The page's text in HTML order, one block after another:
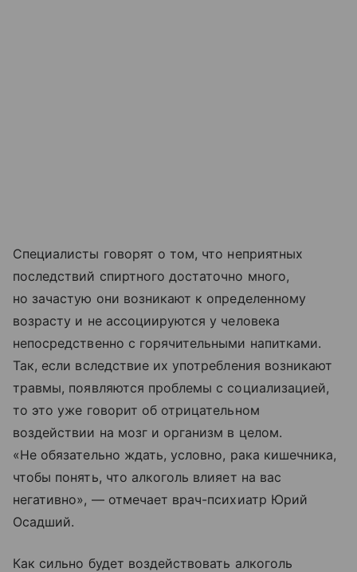
Специалисты говорят о том, что неприятных
последствий спиртного достаточно много,
но зачастую они возникают к определенному
возрасту и не ассоциируются у человека
непосредственно с горячительными напитками.
Так, если вследствие их употребления возникают
травмы, появляются проблемы с социализацией,
то это уже говорит об отрицательном
воздействии на мозг и организм в целом.
«Не обязательно ждать, условно, рака кишечника,
чтобы понять, что алкоголь влияет на вас
негативно», — отмечает врач-психиатр Юрий
Осадший.
Как сильно будет воздействовать алкоголь